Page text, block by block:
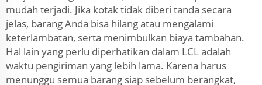
mudah terjadi. Jika kotak tidak diberi tanda secara
jelas, barang Anda bisa hilang atau mengalami
keterlambatan, serta menimbulkan biaya tambahan.
Hal lain yang perlu diperhatikan dalam LCL adalah
waktu pengiriman yang lebih lama. Karena harus
menunggu semua barang siap sebelum berangkat,